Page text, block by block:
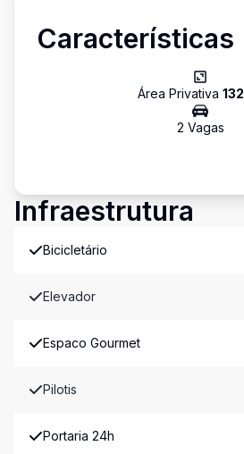
Características
Área Privativa 132
2 Vagas
Infraestrutura
Bicicletário
Elevador
Espaco Gourmet
Pilotis
Portaria 24h